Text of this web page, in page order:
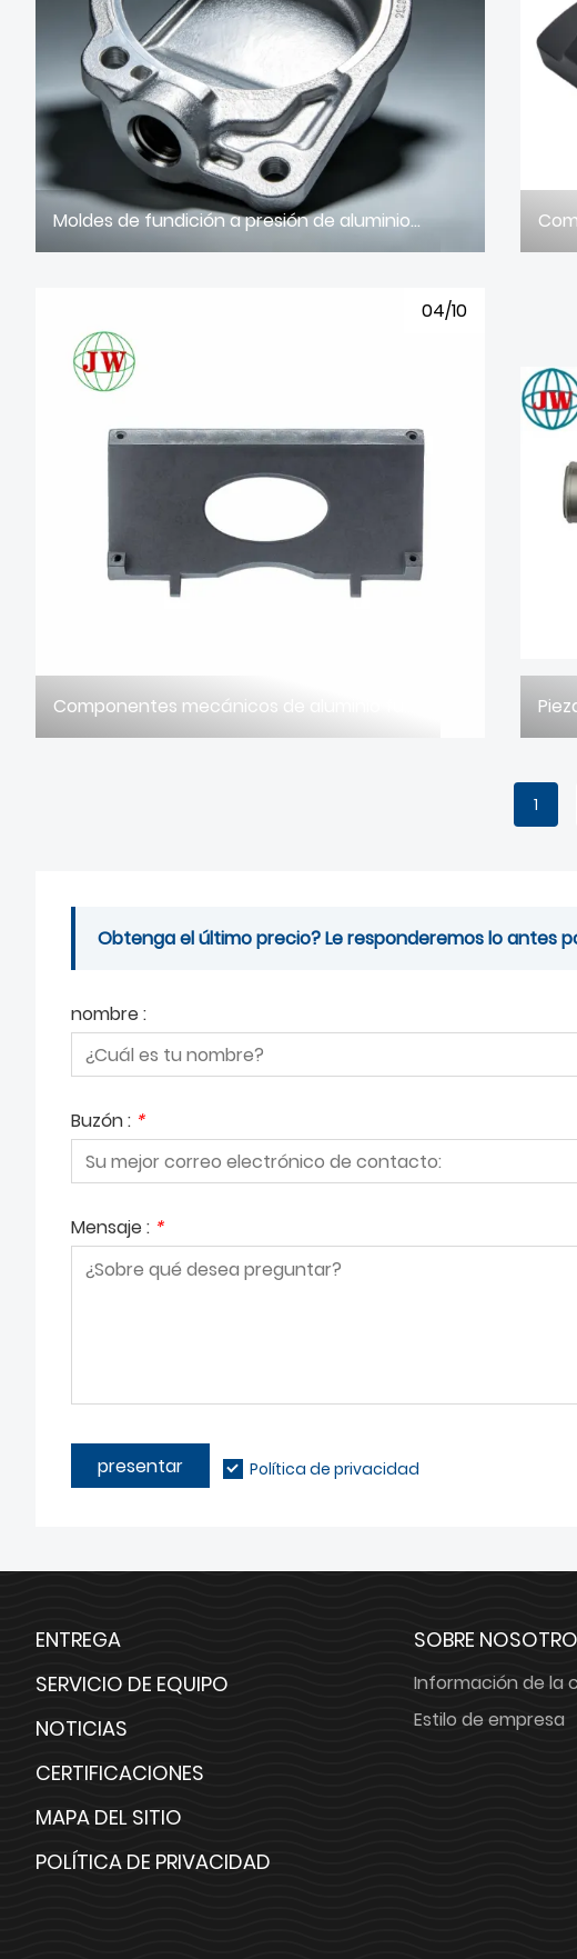
Moldes de fundición a presión de aluminio industrial y piezas fundidas de precisión: Potenciando el funcionamiento de equipos de alta eficiencia.
04/10
1
Obtenga el último precio? Le responderemos lo antes
nombre :
Buzón : *
Mensaje : *
presentar Política de privacidad
ENTREGA
SERVICIO DE EQUIPO
NOTICIAS
CERTIFICACIONES
MAPA DEL SITIO
POLÍTICA DE PRIVACIDAD
SOBRE
Información de la
Estilo de empresa